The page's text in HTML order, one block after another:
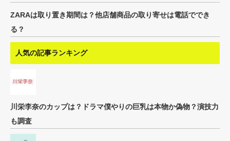
ZARAは取り置き期間は？他店舗商品の取り寄せは電話ででき
る？
人気の記事ランキング
川栄李奈のカップは？ドラマ僕やりの巨乳は本物か偽物？演技力
も調査